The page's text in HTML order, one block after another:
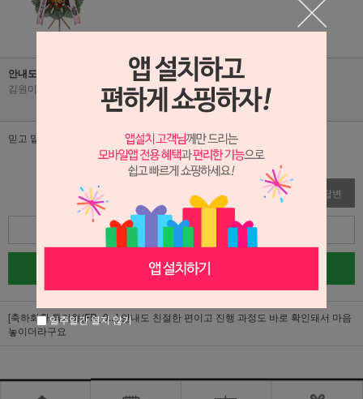
안내도 친절한 편이고 진행 과정도 바로 확인돼서 마음 놓이더라구요
김원미 2026-05-08 | 조회수 52
믿고 맡기기 괜찮은 느낌이었어요
삭제 답변
목록
글쓰기
[축하화환 특가형(FR_0...]안내도 친절한 편이고 진행 과정도 바로 확인돼서 마음
놓이더라구요
일주일간 열지 않기